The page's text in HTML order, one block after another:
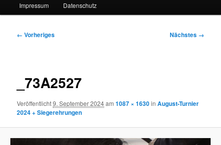
Impressum Datenschutz
Bilder-
← Vorheriges Nächstes →
_73A2527
Veröffentlicht9. September 2024am1087 × 1630inAugust-Turnier
2024 + Siegerehrungen